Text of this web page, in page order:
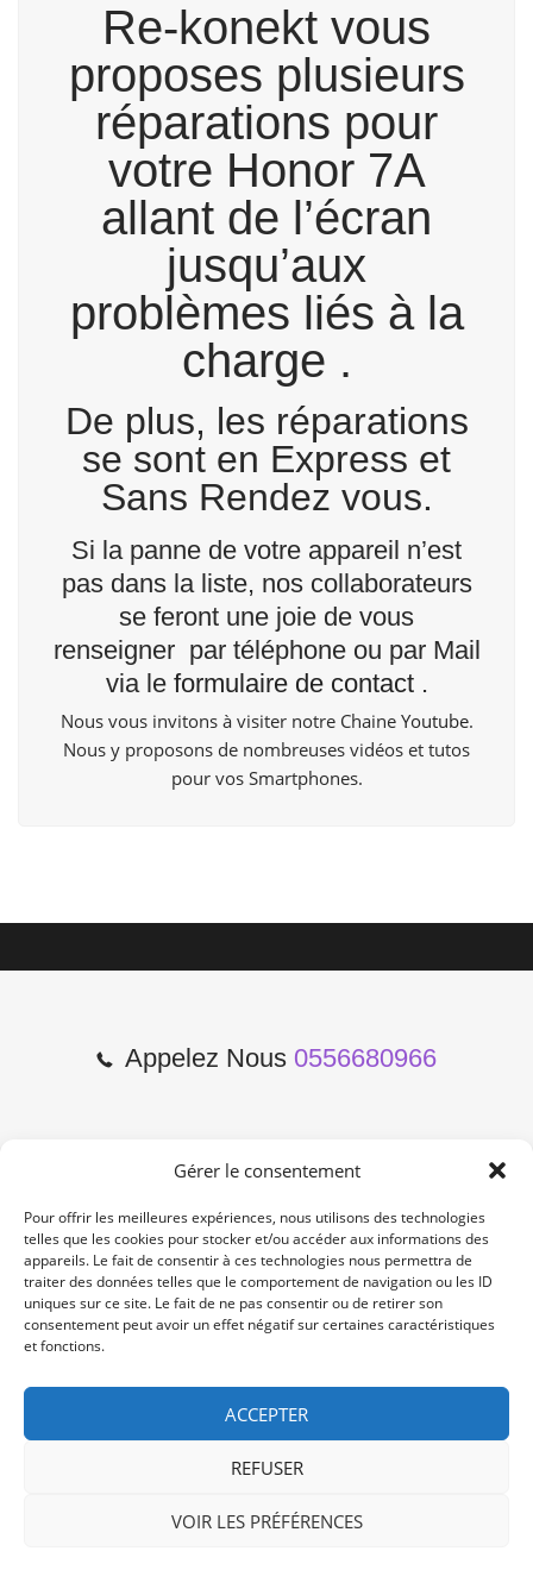
Gérer le consentement
Pour offrir les meilleures expériences, nous utilisons des technologies
telles que les cookies pour stocker et/ou accéder aux informations des
appareils. Le fait de consentir à ces technologies nous permettra de
traiter des données telles que le comportement de navigation ou les ID
uniques sur ce site. Le fait de ne pas consentir ou de retirer son
consentement peut avoir un effet négatif sur certaines caractéristiques
et fonctions.
ACCEPTER
REFUSER
VOIR LES PRÉFÉRENCES
Re-konekt vous
proposes plusieurs
réparations pour
votre Honor 7A
allant de l’écran
jusqu’aux
problèmes liés à la
charge .
De plus, les réparations
se sont en Express et
Sans Rendez vous.
Si la panne de votre appareil n’est
pas dans la liste, nos collaborateurs
se feront une joie de vous
renseigner par téléphone ou par Mail
via le formulaire de contact.
Nous vous invitons à visiter notre Chaine Youtube.
Nous y proposons de nombreuses vidéos et tutos
pour vos Smartphones.
Appelez Nous 0556680966
2 Cours de l'Yser 33800
Bordeaux
Lun-Samedi: 10:00 -19:00
Non Stop
/ /